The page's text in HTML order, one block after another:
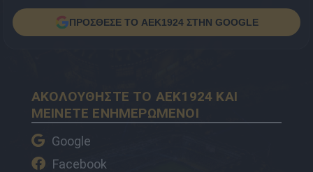
ΠΡΟΣΘΕΣΕ ΤΟ AEK1924 ΣΤΗΝ GOOGLE
ΑΚΟΛΟΥΘΗΣΤΕ ΤΟ AEK1924 ΚΑΙ
ΜΕΙΝΕΤΕ ΕΝΗΜΕΡΩΜΕΝΟΙ
Google
Facebook